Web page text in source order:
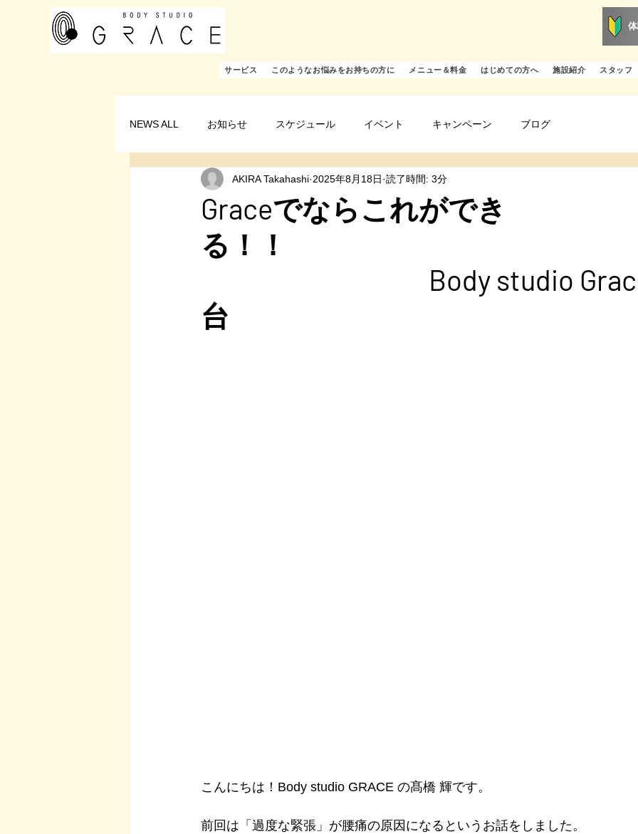
サービス このようなお悩みをお持ちの方に メニュー＆料金 はじめての方へ 施設紹介 スタッフ
NEWS ALL お知らせ スケジュール イベント キャンペーン ブログ
Graceでならこれができ
る！
Body studio Grace
台
AKIRA Takahashi 2025年8月18日 読了時間: 3分
こんにちは！Body studio GRACE の髙橋 輝です。
前回は「過度な緊張」が腰痛の原因になるというお話をしました。